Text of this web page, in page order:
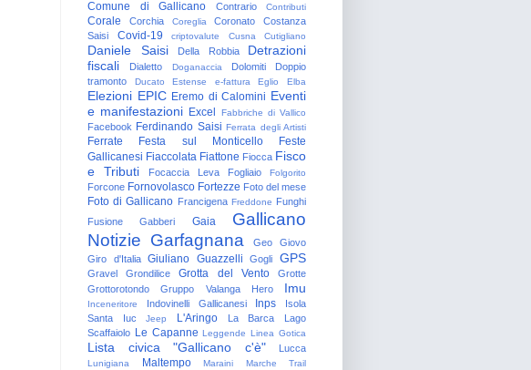
Comune di Gallicano
Contrario Contributi
Corale Corchia Coreglia Coronato
Costanza
Saisi
Covid-19 criptovalute Cusna Cutigliano
Daniele Saisi Della Robbia
Detrazioni
fiscali
Dialetto Doganaccia Dolomiti
Doppio
tramonto
Ducato Estense e-fattura Eglio Elba
Elezioni EPIC Eremo di Calomini Eventi
e manifestazioni Excel Fabbriche di Vallico
Facebook Ferdinando Saisi Ferrata degli Artisti
Ferrate Festa sul Monticello
Feste
Gallicanesi Fiaccolata Fiattone Fiocca Fisco
e Tributi
Focaccia Leva Fogliaio Folgorito
Forcone Fornovolasco Fortezze Foto del mese
Foto di Gallicano Francigena Freddone Funghi
Fusione
Gabberi Gaia
Gallicano
Notizie Garfagnana Geo
Giovo
Giro d'Italia
Giuliano Guazzelli Gogli GPS
Gravel Grondilice Grotta del Vento
Grotte
Grottorotondo
Gruppo Valanga Hero Imu
Inceneritore Indovinelli Gallicanesi Inps
Isola
Santa
Iuc Jeep L'Aringo La Barca
Lago
Scaffaiolo Le Capanne Leggende Linea Gotica
Lista civica "Gallicano c'è" Lucca
Lunigiana Maltempo Maraini Marche Trail